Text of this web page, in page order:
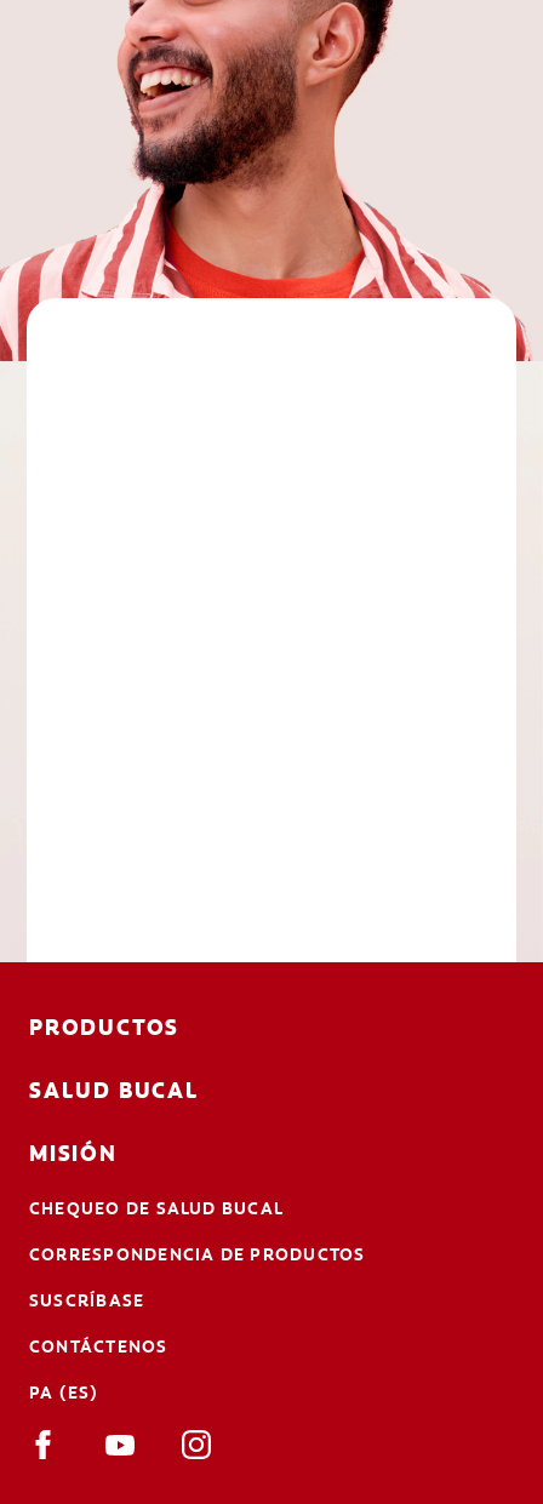
PRODUCTOS
SALUD BUCAL
MISIÓN
CHEQUEO DE SALUD BUCAL
CORRESPONDENCIA DE PRODUCTOS
SUSCRÍBASE
CONTÁCTENOS
PA (ES)